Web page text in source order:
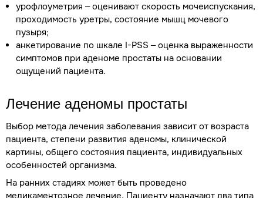
урофлоуметрия – оценивают скорость мочеиспускания,
проходимость уретры, состояние мышц мочевого
пузыря;
анкетирование по шкале I-PSS – оценка выраженности
симптомов при аденоме простаты на основании
ощущений пациента.
Лечение аденомы простаты
Выбор метода лечения заболевания зависит от возраста
пациента, степени развития аденомы, клинической
картины, общего состояния пациента, индивидуальных
особенностей организма.
На ранних стадиях может быть проведено
медикаментозное лечение. Пациенту назначают два типа